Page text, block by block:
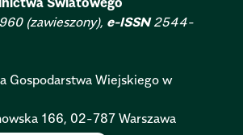
(zawieszony), e-ISSN2544-
Gospodarstwa Wiejskiego w
166, 02-787 Warszawa